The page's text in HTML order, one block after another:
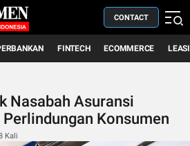
CONTACT
FINTECH ECOMMERCE
Nasabah Asuransi
Konsumen
Kali